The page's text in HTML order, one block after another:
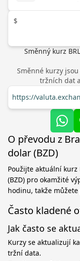
$
Směnný kurz BRL
Směnné kurzy
tržních dat
https://
O převodu z
dolar (BZD)
Použijte aktuální kurz
(BZD) pro okamžité
hodinu, takže
Často kladené
Jak často se
Kurzy se aktualizují
tržní data.